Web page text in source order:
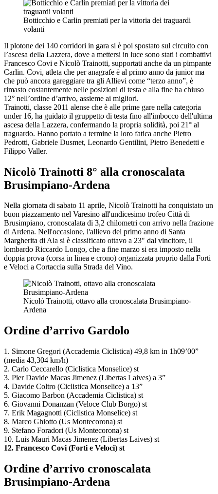
Botticchio e Carlin premiati per la vittoria dei traguardi
volanti
Il plotone dei 140 corridori in gara si è poi spostato sul circuito con
l’ascesa della Lazzera, dove a mettersi in luce sono stati i combattivi
Francesco Covi e Nicolò Trainotti, supportati anche da un pimpante
Carlin. Covi, atleta che per anagrafe è al primo anno da junior ma
che può ancora gareggiare tra gli Allievi come “terzo anno”, è
rimasto costantemente nelle posizioni di testa e alla fine ha chiuso
12° nell’ordine d’arrivo, assieme ai migliori.
Trainotti, classe 2011 alense che è alle prime gare nella categoria
under 16, ha guidato il gruppetto di testa fino all'imbocco dell'ultima
ascesa della Lazzera, confermando la propria solidità, poi 21° al
traguardo. Hanno portato a termine la loro fatica anche Pietro
Pedrotti, Gabriele Dusmet, Leonardo Gentilini, Pietro Benedetti e
Filippo Valler.
Nicolò Trainotti 8° alla cronoscalata
Brusimpiano-Ardena
Nella giornata di sabato 11 aprile, Nicolò Trainotti ha conquistato un
buon piazzamento nel Varesino all'undicesimo trofeo Città di
Brusimpiano, cronoscalata di 3,2 chilometri con arrivo nella frazione
di Ardena. Nell'occasione, l'allievo del primo anno di Santa
Margherita di Ala si è classificato ottavo a 23" dal vincitore, il
lombardo Riccardo Longo, che a fine marzo si era imposto nella
doppia prova (corsa in linea e crono) organizzata proprio dalla Forti
e Veloci a Cortaccia sulla Strada del Vino.
Nicolò Trainotti, ottavo alla cronoscalata Brusimpiano-
Ardena
Ordine d’arrivo Gardolo
1. Simone Gregori (Accademia Ciclistica) 49,8 km in 1h09’00”
(media 43,304 km/h)
2. Carlo Ceccarello (Ciclistica Monselice) st
3. Pier Davide Macas Jimenez (Libertas Laives) a 3”
4. Davide Coltro (Ciclistica Monselice) a 13”
5. Giacomo Barbon (Accademia Ciclistica) st
6. Giovanni Donanzan (Veloce Club Borgo) st
7. Erik Magagnotti (Ciclistica Monselice) st
8. Marco Ghiotto (Us Montecorona) st
9. Stefano Foradori (Us Montecorona) st
10. Luis Mauri Macas Jimenez (Libertas Laives) st
12. Francesco Covi (Forti e Veloci) st
Ordine d’arrivo cronoscalata
Brusimpiano-Ardena